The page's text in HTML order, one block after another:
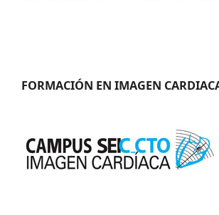
FORMACIÓN EN IMAGEN